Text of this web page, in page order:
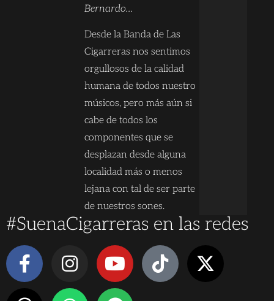
Bernardo…
Desde la Banda de Las
Cigarreras nos sentimos
orgullosos de la calidad
humana de todos nuestro
músicos, pero más aún si
cabe de todos los
componentes que se
desplazan desde alguna
localidad más o menos
lejana con tal de ser parte
de nuestros sones.
#SuenaCigarreras en las redes